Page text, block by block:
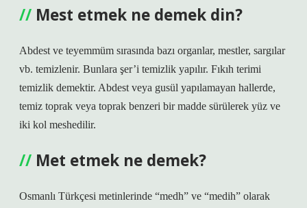
Mest etmek ne demek din?
Abdest ve teyemmüm sırasında bazı organlar, mestler, sargılar
vb. temizlenir. Bunlara şer’i temizlik yapılır. Fıkıh terimi
temizlik demektir. Abdest veya gusül yapılamayan hallerde,
temiz toprak veya toprak benzeri bir madde sürülerek yüz ve
iki kol meshedilir.
Met etmek ne demek?
Osmanlı Türkçesi metinlerinde “medh” ve “medih” olarak